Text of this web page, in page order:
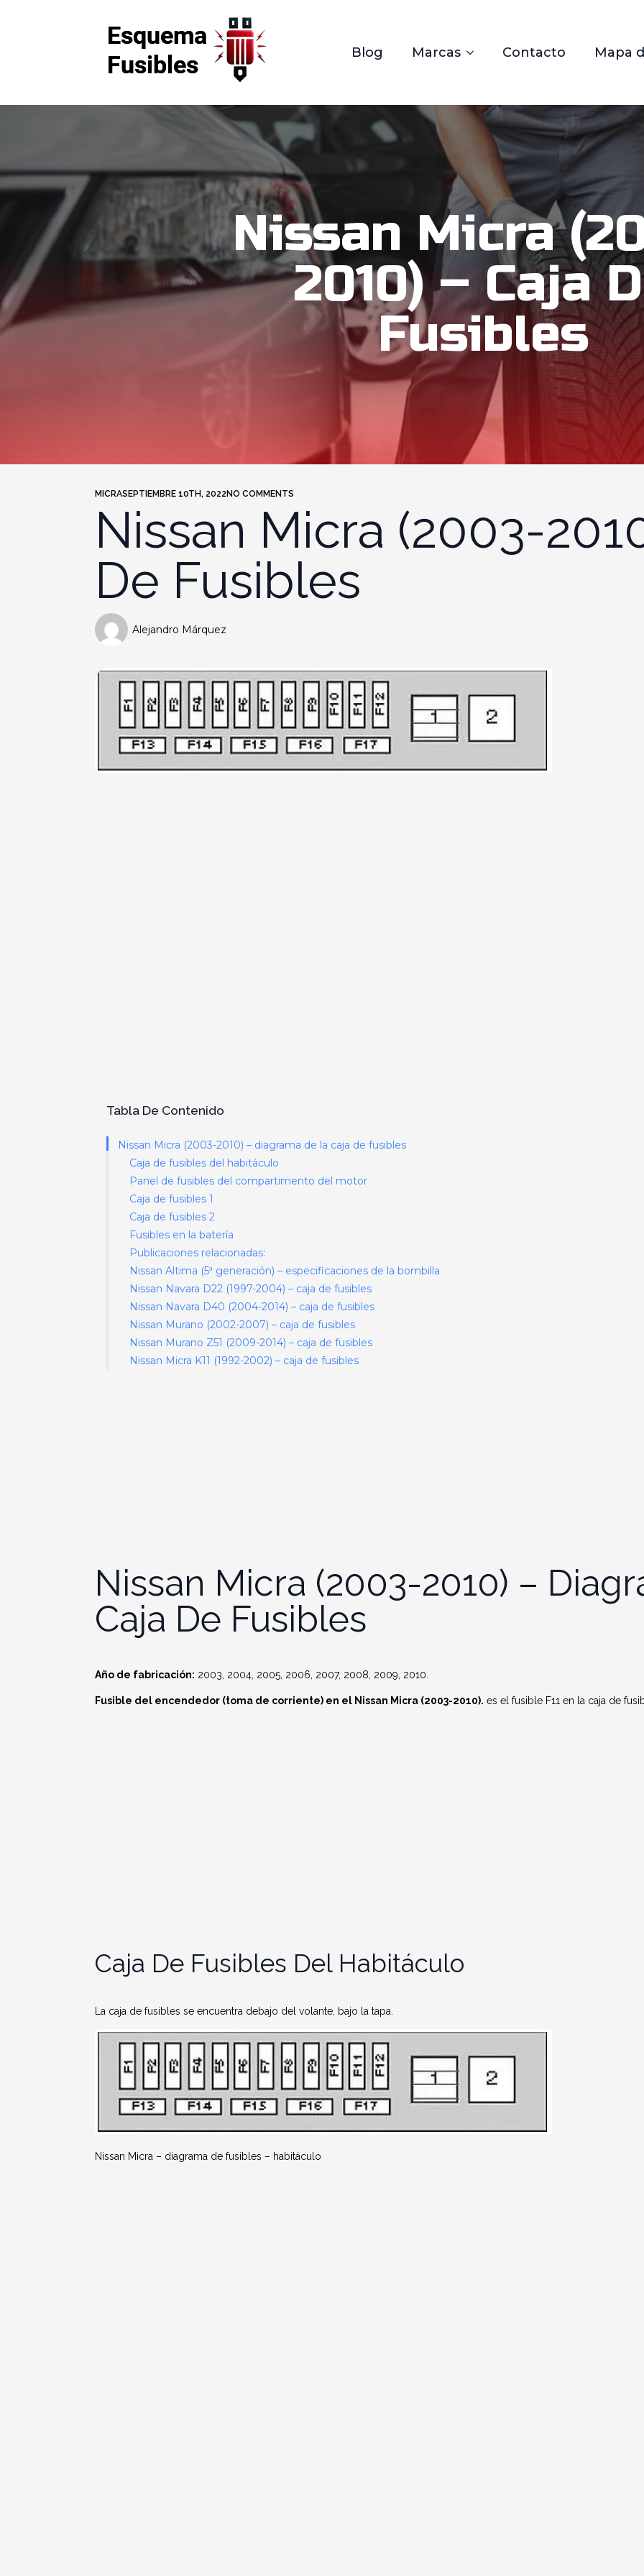
Blog Marcas Contacto Mapa
Nissan Micra
2010) – Caja
Fusibles
MICRASEPTIEMBRE 10TH, 2022 NO COMMENTS
Nissan Micra (2003-
De Fusibles
Alejandro Márquez
Tabla De Contenido
Nissan Micra (2003-2010) – diagrama de la caja de fusibles
Caja de fusibles del habitáculo
Panel de fusibles del compartimento del motor
Caja de fusibles 1
Caja de fusibles 2
Fusibles en la batería
Publicaciones relacionadas:
Nissan Altima (5ª generación) – especificaciones de la bombilla
Nissan Navara D22 (1997-2004) – caja de fusibles
Nissan Navara D40 (2004-2014) – caja de fusibles
Nissan Murano (2002-2007) – caja de fusibles
Nissan Murano Z51 (2009-2014) – caja de fusibles
Nissan Micra K11 (1992-2002) – caja de fusibles
Nissan Micra (2003-2010) –
Caja De Fusibles
Año de fabricación: 2003, 2004, 2005, 2006, 2007, 2008, 2009, 2010.
Fusible del encendedor (toma de corriente) en el Nissan Micra (2003-2010). es el fusible F11 en la caja de
Caja De Fusibles Del Habitáculo
La caja de fusibles se encuentra debajo del volante, bajo la tapa.
Nissan Micra – diagrama de fusibles – habitáculo